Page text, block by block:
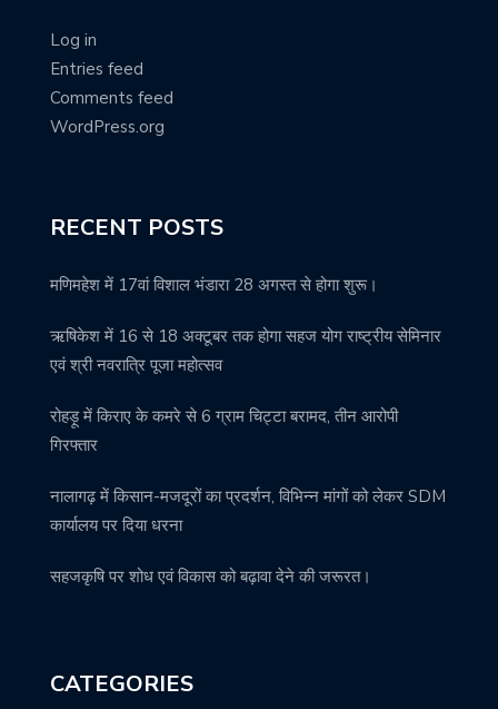
Log in
Entries feed
Comments feed
WordPress.org
RECENT POSTS
मणिमहेश में 17वां विशाल भंडारा 28 अगस्त से होगा शुरू।
ऋषिकेश में 16 से 18 अक्टूबर तक होगा सहज योग राष्ट्रीय सेमिनार
एवं श्री नवरात्रि पूजा महोत्सव
रोहड़ू में किराए के कमरे से 6 ग्राम चिट्टा बरामद, तीन आरोपी
गिरफ्तार
नालागढ़ में किसान-मजदूरों का प्रदर्शन, विभिन्न मांगों को लेकर SDM
कार्यालय पर दिया धरना
सहजकृषि पर शोध एवं विकास को बढ़ावा देने की जरूरत।
CATEGORIES